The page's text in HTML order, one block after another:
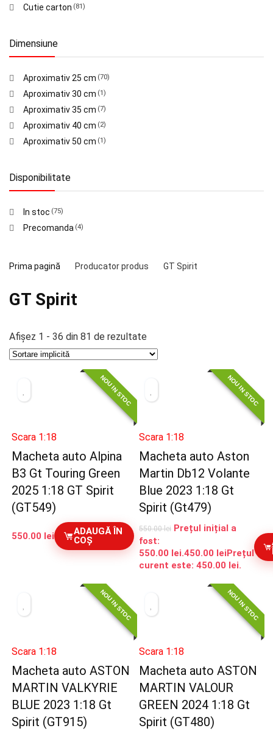
Cutie carton (81)
Dimensiune
Aproximativ 25 cm (70)
Aproximativ 30 cm (1)
Aproximativ 35 cm (7)
Aproximativ 40 cm (2)
Aproximativ 50 cm (1)
Disponibilitate
In stoc (75)
Precomanda (4)
Prima pagină Producator produs GT Spirit
GT Spirit
Afișez 1 - 36 din 81 de rezultate
NOU IN STOC
Scara 1:18
Macheta auto Alpina
B3 Gt Touring Green
2025 1:18 GT Spirit
(GT549)
550.00 lei
ADAUGĂ ÎN
COȘ
NOU IN STOC
Scara 1:18
Macheta auto Aston
Martin Db12 Volante
Blue 2023 1:18 Gt
Spirit (Gt479)
550.00lei Prețul inițial a
fost:
550.00 lei.450.00 leiPrețul
curent este: 450.00 lei.
NOU IN STOC
Scara 1:18
Macheta auto ASTON
MARTIN VALKYRIE
BLUE 2023 1:18 Gt
Spirit (GT915)
NOU IN STOC
Scara 1:18
Macheta auto ASTON
MARTIN VALOUR
GREEN 2024 1:18 Gt
Spirit (GT480)